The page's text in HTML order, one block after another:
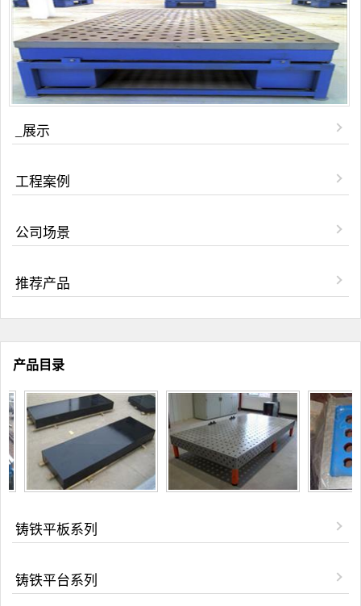
_展示
工程案例
公司场景
推荐产品
产品目录
铸铁平板系列
铸铁平台系列